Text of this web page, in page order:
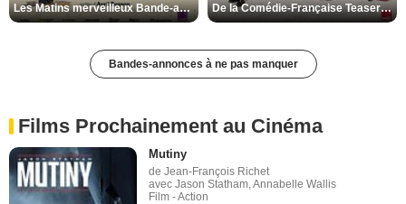
Les Matins merveilleux Bande-annonce VF De la Comédie-Française Teaser VF
Bandes-annonces à ne pas manquer
Films Prochainement au Cinéma
Mutiny
de Jean-François Richet
avec Jason Statham, Annabelle Wallis
Film - Action